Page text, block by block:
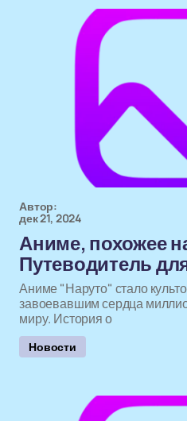
Автор:
дек 21, 2024
Аниме, похожее
Путеводитель
Аниме "Наруто" стало
завоевавшим сердца
миру. История о
Новости